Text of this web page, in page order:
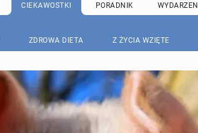
CIEKAWOSTKI PORADNIK
ZDROWA DIETA Z ŻYCIA WZIĘTE